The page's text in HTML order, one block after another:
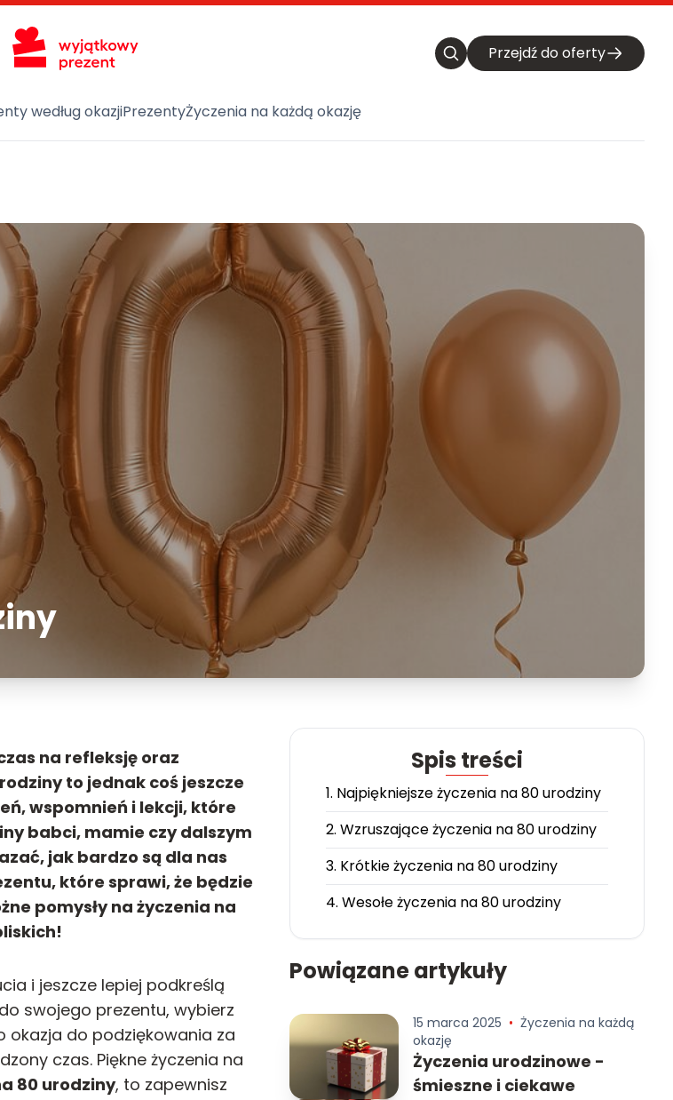
Przejdź do oferty
według okazjiPrezentyŻyczenia na każdą okazję
na refleksję oraz
to jednak coś jeszcze
wspomnień i lekcji, które
babci, mamie czy dalszym
jak bardzo są dla nas
które sprawi, że będzie
pomysły na życzenia na
i jeszcze lepiej podkreślą
swojego prezentu, wybierz
okazja do podziękowania za
czas. Piękne życzenia na
80 urodziny, to zapewnisz
Spis treści
1. Najpiękniejsze życzenia na 80 urodziny
2. Wzruszające życzenia na 80 urodziny
3. Krótkie życzenia na 80 urodziny
4. Wesołe życzenia na 80 urodziny
Powiązane artykuły
15 marca 2025 • Życzenia na każdą
okazję
Życzenia urodzinowe -
śmieszne i ciekawe